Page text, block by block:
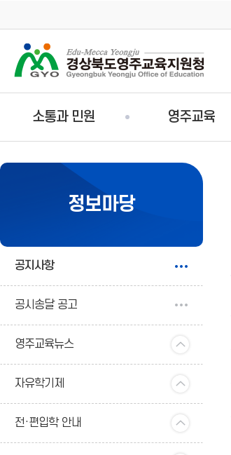
뉴
소통과 민원 영주교육
정보마당
공지사항
공시송달 공고
영주교육뉴스
자유학기제
전·편입학 안내